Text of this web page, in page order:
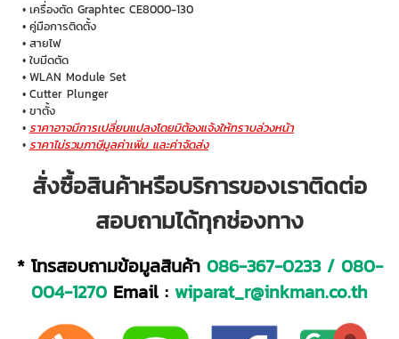
เครื่องตัด Graphtec CE8000-130
คู่มือการติดตั้ง
สายไฟ
ใบมีดตัด
WLAN Module Set
Cutter Plunger
ขาตั้ง
ราคาอาจมีการเปลี่ยนแปลงโดยมิต้องแจ้งให้ทราบล่วงหน้า
ราคาไม่รวมภาษีมูลค่าเพิ่ม และค่าจัดส่ง
สั่งซื้อสินค้าหรือบริการของเราติดต่อ
สอบถามได้ทุกช่องทาง
* โทรสอบถามข้อมูลสินค้า 086-367-0233/ 080-
004-1270 Email : wiparat_r@inkman.co.th